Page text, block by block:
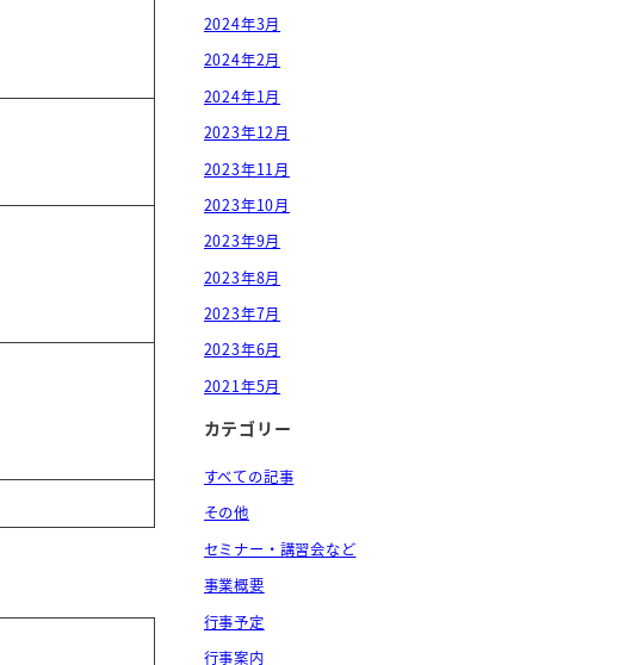
2024年3月
2024年2月
2024年1月
2023年12月
2023年11月
2023年10月
2023年9月
2023年8月
2023年7月
2023年6月
2021年5月
カテゴリー
すべての記事
その他
セミナー・講習会など
事業概要
行事予定
行事案内